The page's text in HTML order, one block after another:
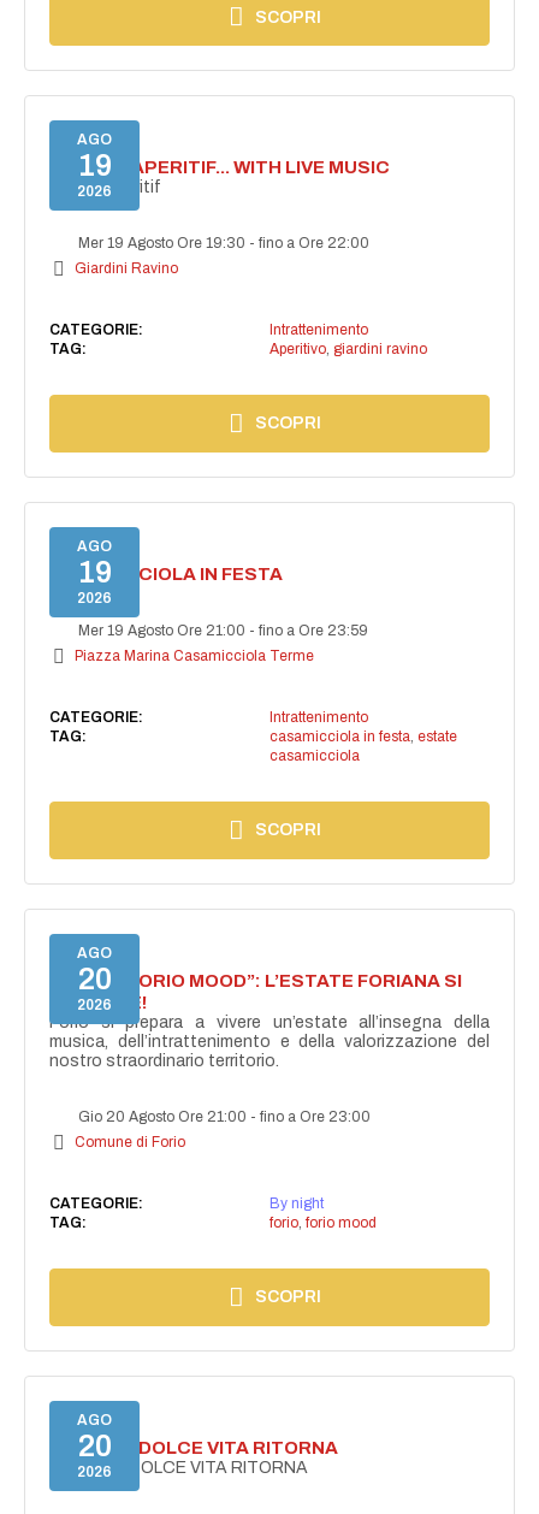
SCOPRI
AGO
19
2026
SECRET APERITIF... WITH LIVE MUSIC
Secret aperitif
Mer 19 Agosto Ore 19:30 -fino a Ore 22:00
Giardini Ravino
CATEGORIE:
Intrattenimento
TAG:
Aperitivo, giardini ravino
SCOPRI
AGO
19
2026
CASAMICCIOLA IN FESTA
Mer 19 Agosto Ore 21:00 -fino a Ore 23:59
Piazza Marina Casamicciola Terme
CATEGORIE:
Intrattenimento
TAG:
casamicciola in festa, estate
casamicciola
SCOPRI
AGO
20
2026
NASCE “FORIO MOOD”: L’ESTATE FORIANA SI
ACCENDE!
Forio si prepara a vivere un’estate all’insegna della
musica, dell’intrattenimento e della valorizzazione del
nostro straordinario territorio.
Gio 20 Agosto Ore 21:00 -fino a Ore 23:00
Comune di Forio
CATEGORIE:
By night
TAG:
forio, forio mood
SCOPRI
AGO
20
2026
FORIO LA DOLCE VITA RITORNA
FORIO LA DOLCE VITA RITORNA